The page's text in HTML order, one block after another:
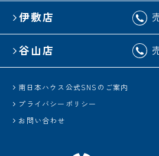
伊敷店
谷山店
南日本ハウス公式SNSのご案内
プライバシーポリシー
お問い合わせ